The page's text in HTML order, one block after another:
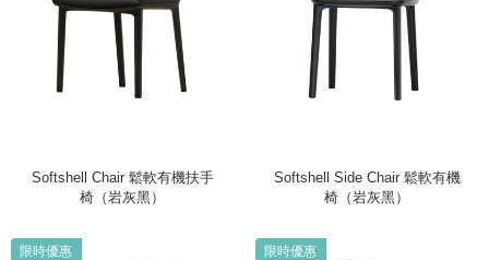
Softshell Chair 鬆軟有機扶手
椅（岩灰黑）
Softshell Side Chair 鬆軟有機
椅（岩灰黑）
限時優惠 限時優惠